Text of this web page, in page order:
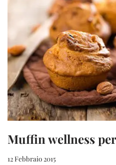
Muffin wellness
12 Febbraio 2015